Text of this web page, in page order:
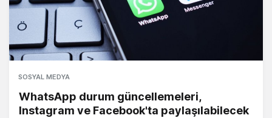
SOSYAL MEDYA
WhatsApp durum güncellemeleri,
Instagram ve Facebook'ta paylaşılabilecek